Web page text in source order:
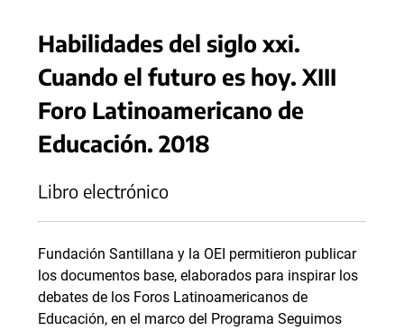
Habilidades del siglo xxi.
Cuando el futuro es hoy. XIII
Foro Latinoamericano de
Educación. 2018
Libro electrónico
Fundación Santillana y la OEI permitieron publicar
los documentos base, elaborados para inspirar los
debates de los Foros Latinoamericanos de
Educación, en el marco del Programa Seguimos